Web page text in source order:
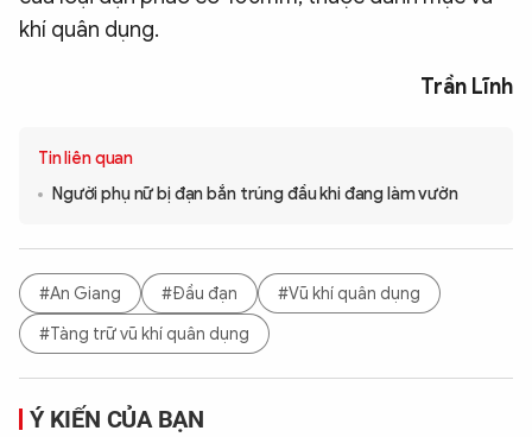
khí quân dụng.
Trần Lĩnh
Tin liên quan
Người phụ nữ bị đạn bắn trúng đầu khi đang làm vườn
#An Giang #Đầu đạn
#Vũ khí quân dụng
#Tàng trữ vũ khí quân dụng
Ý KIẾN CỦA BẠN